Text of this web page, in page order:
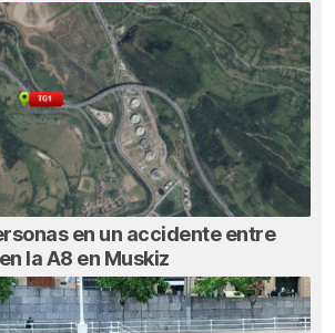
en un accidente entre
la A8 en Muskiz